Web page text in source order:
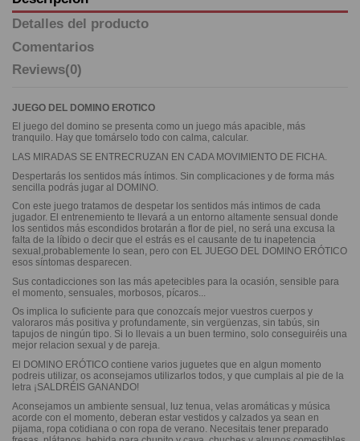
Detalles del producto
Comentarios
Reviews(0)
JUEGO DEL DOMINO EROTICO
El juego del domino se presenta como un juego más apacible, más
tranquilo. Hay que tomárselo todo con calma, calcular.
LAS MIRADAS SE ENTRECRUZAN EN CADA MOVIMIENTO DE FICHA.
Despertarás los sentidos más íntimos. Sin complicaciones y de forma más
sencilla podrás jugar al DOMINO.
Con este juego tratamos de despetar los sentidos más intimos de cada
jugador. El entrenemiento te llevará a un entorno altamente sensual donde
los sentidos más escondidos brotarán a flor de piel, no será una excusa la
falta de la líbido o decir que el estrás es el causante de tu inapetencia
sexual,probablemente lo sean, pero con EL JUEGO DEL DOMINO ERÓTICO
esos síntomas desparecen.
Sus contadicciones son las más apetecibles para la ocasión, sensible para
el momento, sensuales, morbosos, pícaros...
Os implica lo suficiente para que conozcaís mejor vuestros cuerpos y
valoraros más positiva y profundamente, sin vergüenzas, sin tabús, sin
tapujos de ningún tipo. Si lo llevais a un buen termino, solo conseguiréis una
mejor relacion sexual y de pareja.
El DOMINO ERÓTICO contiene varios juguetes que en algun momento
podreis utilizar, os aconsejamos utilizarlos todos, y que cumplais al pie de la
letra ¡SALDRÉIS GANANDO!
Aconsejamos un ambiente sensual, luz tenua, velas aromáticas y música
acorde con el momento, deberan estar vestidos y calzados ya sean en
pijama, ropa cotidiana o con ropa de verano. Necesitais tener preparado